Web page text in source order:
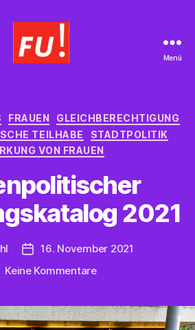
Menü
Kategorien
FRAUEN
GLEICHBERECHTIGUNG
TEILHABE
STADTPOLITIK
VON FRAUEN
2021
Beitragsdatum
16. November 2021
Keine Kommentarezu
2021